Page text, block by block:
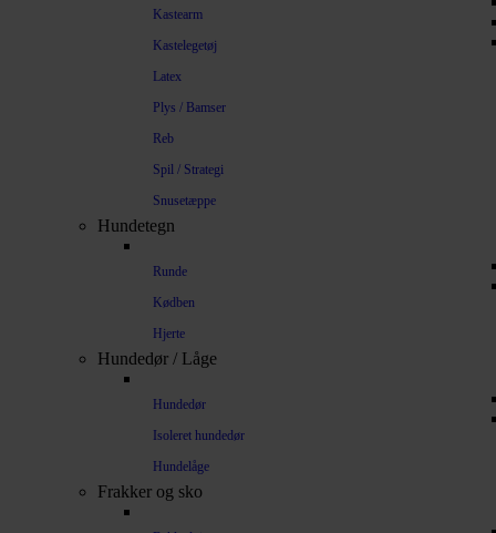
Kastearm
Kastelegetøj
Latex
Plys / Bamser
Reb
Spil / Strategi
Snusetæppe
Hundetegn
Runde
Kødben
Hjerte
Hundedør / Låge
Hundedør
Isoleret hundedør
Hundelåge
Frakker og sko